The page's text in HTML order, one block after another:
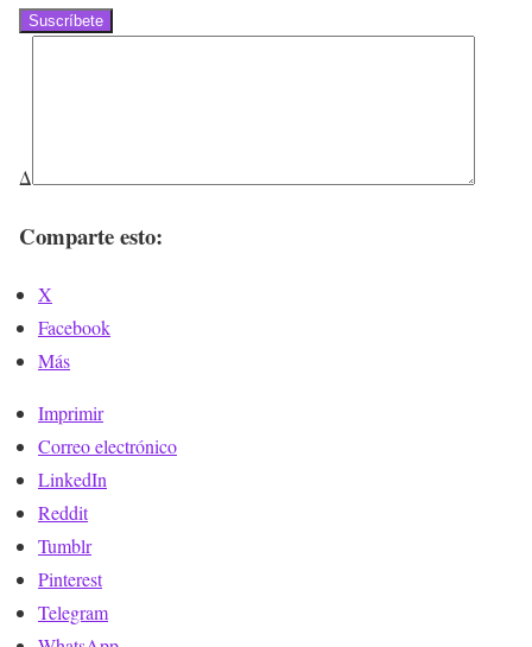
Suscríbete
Δ
Comparte esto:
X
Facebook
Más
Imprimir
Correo electrónico
LinkedIn
Reddit
Tumblr
Pinterest
Telegram